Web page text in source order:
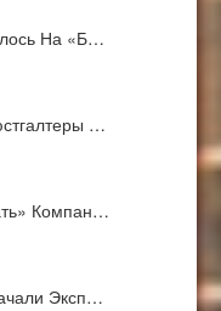
На «Б…
…
Компан…
Эксп…